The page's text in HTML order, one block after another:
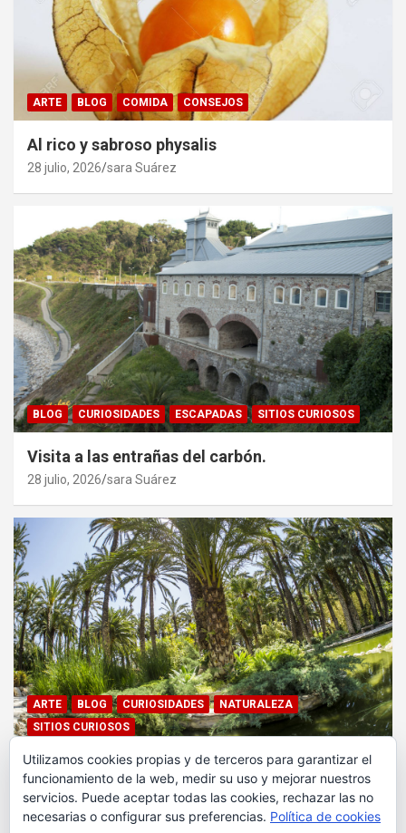
ARTE BLOG COMIDA CONSEJOS
Al rico y sabroso physalis
28 julio, 2026 sara Suárez
BLOG CURIOSIDADES ESCAPADAS SITIOS CURIOSOS
Visita a las entrañas del carbón.
28 julio, 2026 sara Suárez
ARTE BLOG CURIOSIDADES
NATURALEZA
SITIOS CURIOSOS
Un paseo por el Huerto del Cura, en Elche.
Alicante.
27 julio, 2026 sara Suárez
Utilizamos cookies propias y de terceros para garantizar el
funcionamiento de la web, medir su uso y mejorar nuestros
servicios. Puede aceptar todas las cookies, rechazar las no
necesarias o configurar sus preferencias. Política de cookies